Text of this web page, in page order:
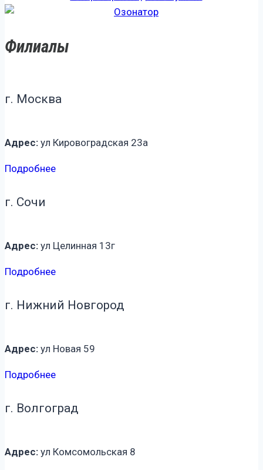
Филиалы
г. Москва
Адрес: ул Кировоградская 23а
Подробнее
г. Сочи
Адрес: ул Целинная 13г
Подробнее
г. Нижний Новгород
Адрес: ул Новая 59
Подробнее
г. Волгоград
Адрес: ул Комсомольская 8